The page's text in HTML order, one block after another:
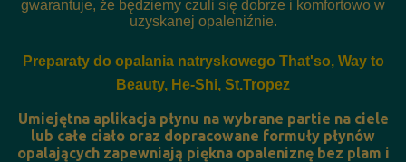
gwarantuje, że będziemy czuli się dobrze i komfortowo w
uzyskanej opaleniźnie.
Preparaty do opalania natryskowego That'so, Way to
Beauty, He-Shi, St.Tropez
Umiejętna aplikacja płynu na wybrane partie na ciele
lub całe ciało oraz dopracowane formuły płynów
opalających zapewniają piękna opaleniznę bez plam i